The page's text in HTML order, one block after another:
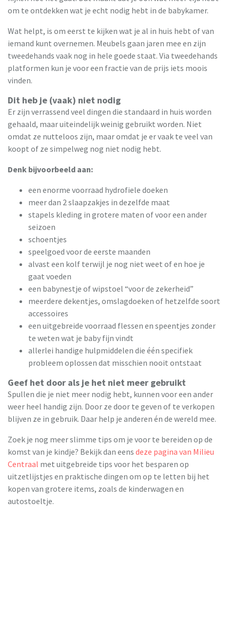
om te ontdekken wat je echt nodig hebt in de babykamer.
Wat helpt, is om eerst te kijken wat je al in huis hebt of van
iemand kunt overnemen. Meubels gaan jaren mee en zijn
tweedehands vaak nog in hele goede staat. Via tweedehands
platformen kun je voor een fractie van de prijs iets moois
vinden.
Dit heb je (vaak) niet nodig
Er zijn verrassend veel dingen die standaard in huis worden
gehaald, maar uiteindelijk weinig gebruikt worden. Niet
omdat ze nutteloos zijn, maar omdat je er vaak te veel van
koopt of ze simpelweg nog niet nodig hebt.
Denk bijvoorbeeld aan:
een enorme voorraad hydrofiele doeken
meer dan 2 slaapzakjes in dezelfde maat
stapels kleding in grotere maten of voor een ander
seizoen
schoentjes
speelgoed voor de eerste maanden
alvast een kolf terwijl je nog niet weet of en hoe je
gaat voeden
een babynestje of wipstoel “voor de zekerheid”
meerdere dekentjes, omslagdoeken of hetzelfde soort
accessoires
een uitgebreide voorraad flessen en speentjes zonder
te weten wat je baby fijn vindt
allerlei handige hulpmiddelen die één specifiek
probleem oplossen dat misschien nooit ontstaat
Geef het door als je het niet meer gebruikt
Spullen die je niet meer nodig hebt, kunnen voor een ander
weer heel handig zijn. Door ze door te geven of te verkopen
blijven ze in gebruik. Daar help je anderen én de wereld mee.
Zoek je nog meer slimme tips om je voor te bereiden op de
komst van je kindje? Bekijk dan eens deze pagina van Milieu
Centraal met uitgebreide tips voor het besparen op
uitzetlijstjes en praktische dingen om op te letten bij het
kopen van grotere items, zoals de kinderwagen en
autostoeltje.